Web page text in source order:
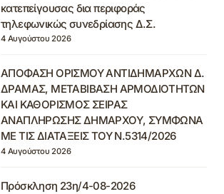
κατεπείγουσας δια περιφοράς
τηλεφωνικώς συνεδρίασης Δ.Σ.
4 Αυγούστου 2026
ΑΠΟΦΑΣΗ ΟΡΙΣΜΟΥ ΑΝΤΙΔΗΜΑΡΧΩΝ Δ.
ΔΡΑΜΑΣ, ΜΕΤΑΒΙΒΑΣΗ ΑΡΜΟΔΙΟΤΗΤΩΝ
ΚΑΙ ΚΑΘΟΡΙΣΜΟΣ ΣΕΙΡΑΣ
ΑΝΑΠΛΗΡΩΣΗΣ ΔΗΜΑΡΧΟΥ, ΣΥΜΦΩΝΑ
ΜΕ ΤΙΣ ΔΙΑΤΑΞΕΙΣ ΤΟΥ Ν.5314/2026
4 Αυγούστου 2026
Πρόσκληση 23η/4-08-2026